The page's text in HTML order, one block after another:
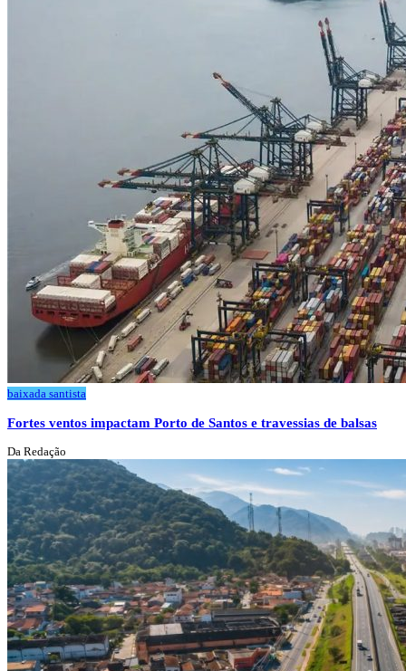
baixada santista
Fortes ventos impactam Porto de Santos e travessias de balsas
Da Redação